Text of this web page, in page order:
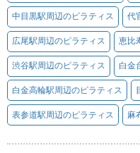
中目黒駅周辺のピラティス 代
広尾駅周辺のピラティス 恵比
渋谷駅周辺のピラティス 白金
白金高輪駅周辺のピラティス
表参道駅周辺のピラティス 麻